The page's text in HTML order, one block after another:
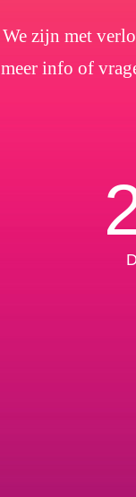
We zijn met
meer info of